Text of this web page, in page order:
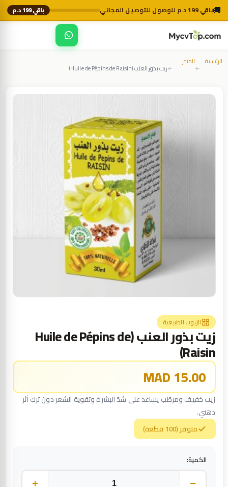
🚚باقي 199 د.م للوصول للتوصيل المجاني باقي 199 د.م
MycvTop
الرئيسية
←
المتجر
←زيت بذور العنب (Huile de Pépins de Raisin)
الزيوت الطبيعية
زيت بذور العنب (Huile de Pépins de
Raisin)
15.00 MAD
زيت خفيف ومرطّب يساعد على شدّ البشرة وتقوية الشعر دون ترك أثر
دهني.
متوفر (100 قطعة)
الكمية: